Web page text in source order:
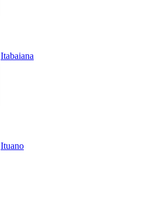
Itabaiana
Ituano